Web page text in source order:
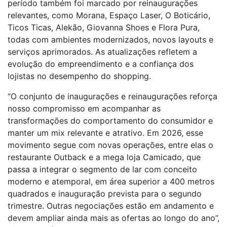
período também foi marcado por reinaugurações
relevantes, como Morana, Espaço Laser, O Boticário,
Ticos Ticas, Alekão, Giovanna Shoes e Flora Pura,
todas com ambientes modernizados, novos layouts e
serviços aprimorados. As atualizações refletem a
evolução do empreendimento e a confiança dos
lojistas no desempenho do shopping.
“O conjunto de inaugurações e reinaugurações reforça
nosso compromisso em acompanhar as
transformações do comportamento do consumidor e
manter um mix relevante e atrativo. Em 2026, esse
movimento segue com novas operações, entre elas o
restaurante Outback e a mega loja Camicado, que
passa a integrar o segmento de lar com conceito
moderno e atemporal, em área superior a 400 metros
quadrados e inauguração prevista para o segundo
trimestre. Outras negociações estão em andamento e
devem ampliar ainda mais as ofertas ao longo do ano”,